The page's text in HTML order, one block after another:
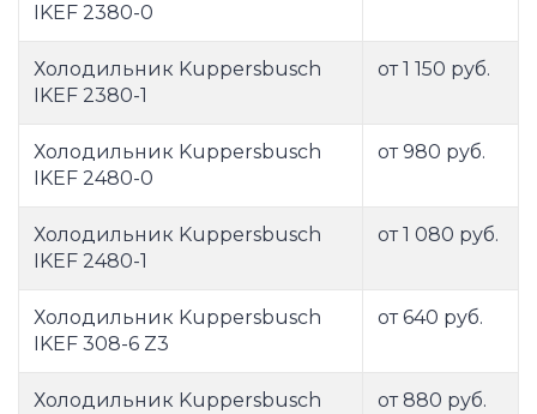
IKEF 2380-0
Холодильник Kuppersbusch
IKEF 2380-1
от 1 150 руб.
Холодильник Kuppersbusch
IKEF 2480-0
от 980 руб.
Холодильник Kuppersbusch
IKEF 2480-1
от 1 080 руб.
Холодильник Kuppersbusch
IKEF 308-6 Z3
от 640 руб.
Холодильник Kuppersbusch
от 880 руб.